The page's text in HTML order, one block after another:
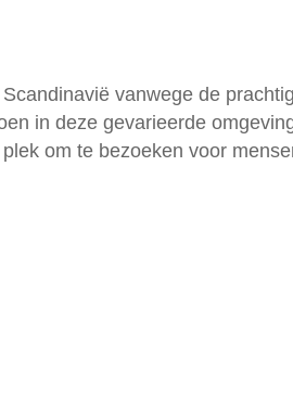
vanwege de
in deze gevarieerde
om te bezoeken voor